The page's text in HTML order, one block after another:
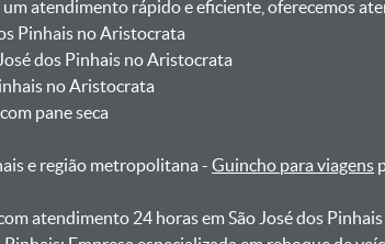
atendimento rápido e eficiente, oferecemos
Pinhais no Aristocrata
José dos Pinhais no Aristocrata
Pinhais no Aristocrata
com pane seca
e região metropolitana -Guincho para viagens
atendimento 24 horas em São José dos Pinhais